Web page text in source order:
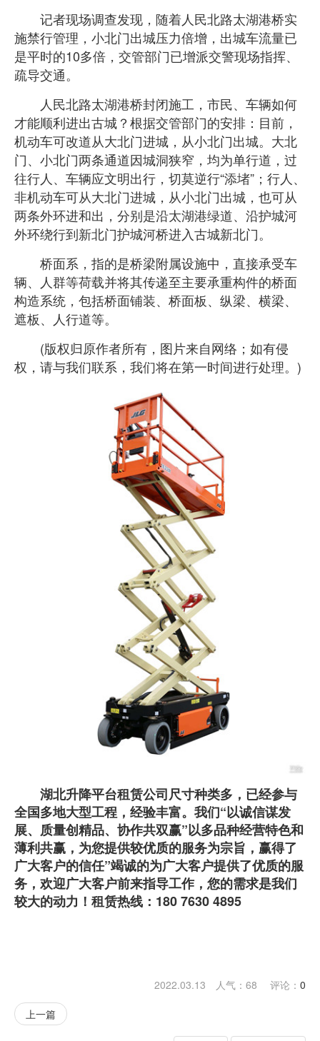
记者现场调查发现，随着人民北路太湖港桥实
施禁行管理，小北门出城压力倍增，出城车流量已
是平时的10多倍，交管部门已增派交警现场指挥、
疏导交通。
人民北路太湖港桥封闭施工，市民、车辆如何
才能顺利进出古城？根据交管部门的安排：目前，
机动车可改道从大北门进城，从小北门出城。大北
门、小北门两条通道因城洞狭窄，均为单行道，过
往行人、车辆应文明出行，切莫逆行“添堵”；行人、
非机动车可从大北门进城，从小北门出城，也可从
两条外环进和出，分别是沿太湖港绿道、沿护城河
外环绕行到新北门护城河桥进入古城新北门。
桥面系，指的是桥梁附属设施中，直接承受车
辆、人群等荷载并将其传递至主要承重构件的桥面
构造系统，包括桥面铺装、桥面板、纵梁、横梁、
遮板、人行道等。
(版权归原作者所有，图片来自网络；如有侵
权，请与我们联系，我们将在第一时间进行处理。)
湖北升降平台租赁公司尺寸种类多，已经参与
全国多地大型工程，经验丰富。我们“以诚信谋发
展、质量创精品、协作共双赢”以多品种经营特色和
薄利共赢，为您提供较优质的服务为宗旨，赢得了
广大客户的信任”竭诚的为广大客户提供了优质的服
务，欢迎广大客户前来指导工作，您的需求是我们
较大的动力！租赁热线：180 7630 4895
2022.03.13 人气： 68 评论： 0
上一篇